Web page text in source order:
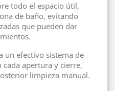
todo el espacio útil,
de baño, evitando
que pueden dar
un efectivo sistema de
apertura y cierre,
limpieza manual.